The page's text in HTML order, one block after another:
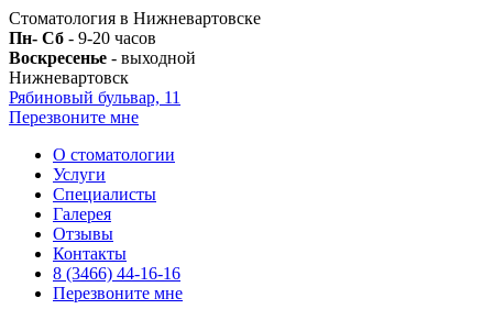
Стоматология в Нижневартовске
Пн- Сб - 9-20 часов
Воскресенье - выходной
Нижневартовск
Рябиновый бульвар, 11
Перезвоните мне
О стоматологии
Услуги
Специалисты
Галерея
Отзывы
Контакты
8 (3466) 44-16-16
Перезвоните мне